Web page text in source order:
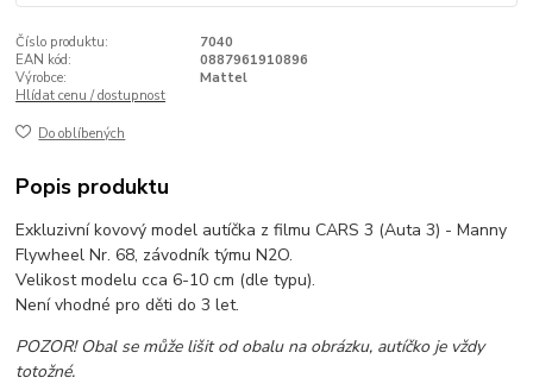
Číslo produktu:
7040
EAN kód:
0887961910896
Výrobce:
Mattel
Hlídat cenu / dostupnost
Do oblíbených
Popis produktu
Exkluzivní kovový model autíčka z filmu CARS 3 (Auta 3) - Manny
Flywheel Nr. 68, závodník týmu N2O.
Velikost modelu cca 6-10 cm (dle typu).
Není vhodné pro děti do 3 let.
POZOR! Obal se může lišit od obalu na obrázku, autíčko je vždy
totožné.